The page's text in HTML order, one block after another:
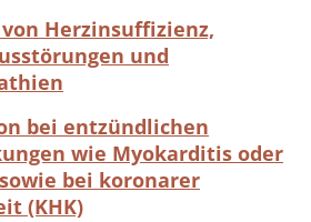
Herzinsuffizienz,
und
bei entzündlichen
wie Myokarditis oder
bei koronarer
(KHK)